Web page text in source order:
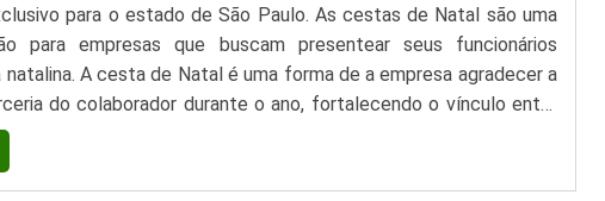
para o estado de São Paulo. As cestas de Natal são uma
para empresas que buscam presentear seus funcionários
A cesta de Natal é uma forma de a empresa agradecer a
do colaborador durante o ano, fortalecendo o vínculo entre
de optar pelos itens que irão compor a cesta, o
serviço de alto custo-benefício ao obter ...